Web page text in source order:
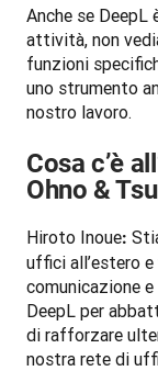
Anche se
attività, non
funzioni
uno strumento
nostro lavoro.
Cosa c’è
Ohno &
Hiroto Inoue:
uffici all’estero
comunicazione
DeepL per
di rafforzare
nostra rete di